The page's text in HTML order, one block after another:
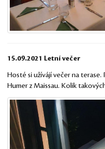
15.09.2021 Letní večer
Hosté si užívájí večer na
Humer z Maissau. Kolik